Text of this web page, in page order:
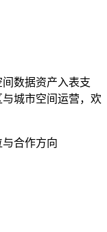
数据资产入表支
城市空间运营，欢
合作方向